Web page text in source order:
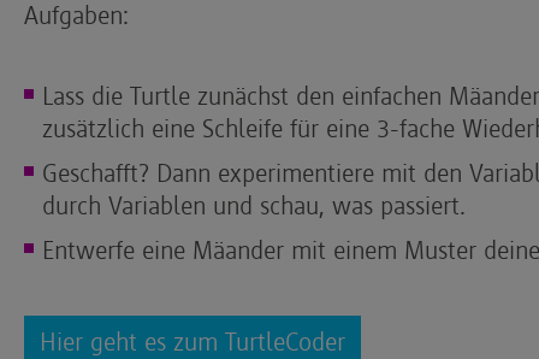
Aufgaben:
Lass die Turtle zunächst den einfachen
zusätzlich eine Schleife für eine 3-fache
Geschafft? Dann experimentiere mit den
durch Variablen und schau, was passiert.
Entwerfe eine Mäander mit einem Muster
Hier geht es zum TurtleCoder